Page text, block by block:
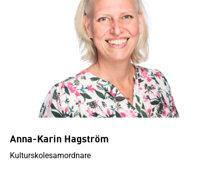
Anna-Karin Hagström
Kulturskolesamordnare